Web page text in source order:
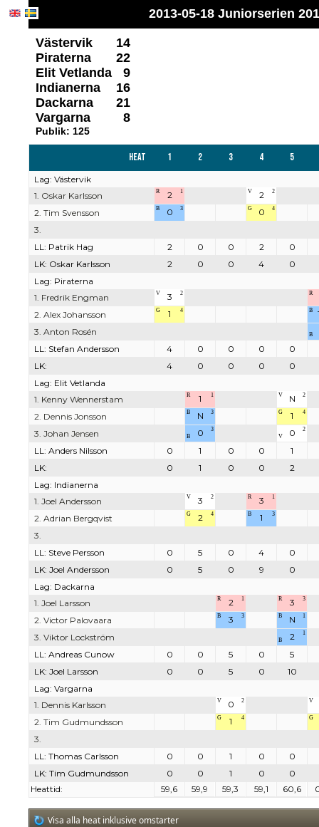
2013-05-18 Juniorserien
Västervik
14
Piraterna
22
Elit Vetlanda
9
Indianerna
16
Dackarna
21
Vargarna
8
Publik: 125
Heat 1 2 3 4 5
Lag: Västervik
1. Oskar Karlsson
R 2 1 V 2 2
2. Tim Svensson B 0 3 G 0 4
3.
LL: Patrik Hag
2 0 0 2
0
LK: Oskar Karlsson
2 0 0 4
0
Lag: Piraterna
1. Fredrik Engman
V 3 2 R
2. Alex Johansson G 1 4 B
3. Anton Rosén
B
LL: Stefan Andersson 4 0 0 0
0
LK:
4 0 0 0
0
Lag: Elit Vetlanda
1. Kenny Wennerstam
R 1 1 V N 2
2. Dennis Jonsson B N 3 G 1 4
3. Johan Jensen 0
3
B
0
2
V
LL: Anders Nilsson 0 1 0 0
1
LK:
0 1 0 0
2
Lag: Indianerna
1. Joel Andersson
V 3 2 R 3 1
2. Adrian Bergqvist G 2 4 B 1 3
3.
LL: Steve Persson
0 5 0 4
0
LK: Joel Andersson
0 5 0 9
0
Lag: Dackarna
1. Joel Larsson
R 2 1 R 3 3
2. Victor Palovaara B 3 3 B N 1
3. Viktor Lockström 2
1
B
LL: Andreas Cunow 0 0 5 0
5
LK: Joel Larsson
0 0 5 0
10
Lag: Vargarna
1. Dennis Karlsson
V 0 2 V
2. Tim Gudmundsson G 1 4 G
3.
LL: Thomas Carlsson
0 0 1 0
0
LK: Tim Gudmundsson
0 0 1 0
0
Heattid:
59,6 59,9 59,3 59,1 60,6
Visa alla heat inklusive omstarter